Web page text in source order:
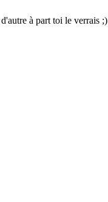
à part toi le verrais ;)